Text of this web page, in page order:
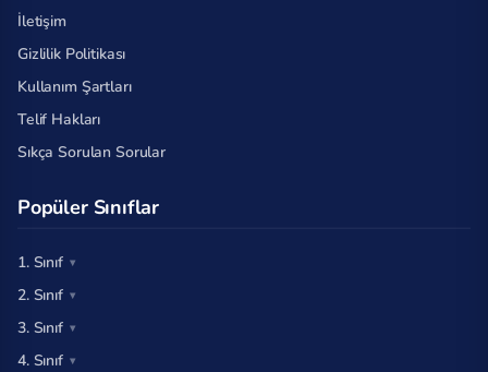
İletişim
Gizlilik Politikası
Kullanım Şartları
Telif Hakları
Sıkça Sorulan Sorular
Popüler Sınıflar
1. Sınıf
2. Sınıf
3. Sınıf
4. Sınıf